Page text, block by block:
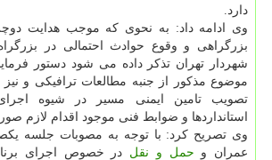
دارد.
وی ادامه داد: به نحوی که موجب هدایت
بزرگراهی و وقوع حوادث احتمالی در
شهردار تهران تذکر داده می شود دستور
موضوع مذکور از جنبه مطالعات ترافیکی و
تصویب تامین ایمنی مسیر در شیوه
استانداردها و ضوابط فنی موجود اقدام لازم
وی تصریح کرد: با توجه به مصوبات جلسه
عمران و حمل و نقل در خصوص اجرای